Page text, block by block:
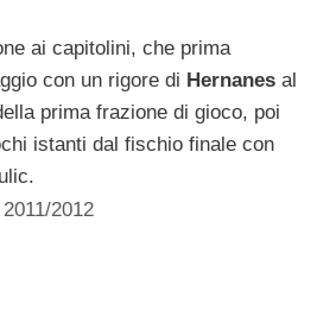
ai capitolini, che prima
con un rigore di Hernanes al
prima frazione di gioco, poi
istanti dal fischio finale con
2012